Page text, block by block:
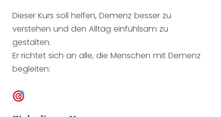
Dieser Kurs soll helfen, Demenz besser zu
verstehen und den Alltag einfühlsam zu
gestalten.
Er richtet sich an alle, die Menschen mit Demenz
begleiten: